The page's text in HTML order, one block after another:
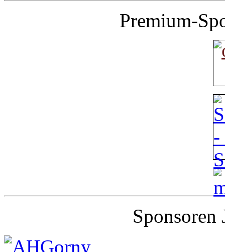
Premium-
Sponsoren